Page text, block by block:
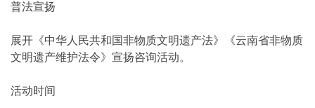
普法宣扬
展开《中华人民共和国非物质文明遗产法》《云南省非物质
文明遗产维护法令》宣扬咨询活动。
活动时间